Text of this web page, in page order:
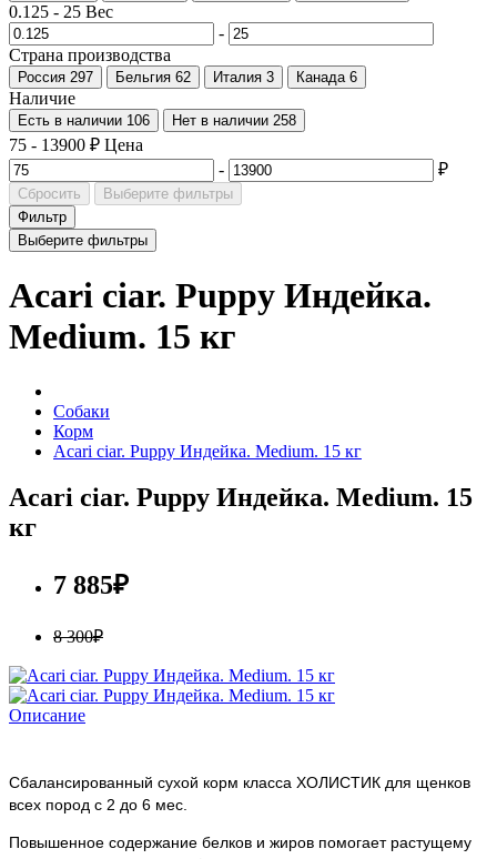
0.125 - 25 Вес
-
Страна производства
Россия 297 Бельгия 62 Италия 3 Канада 6
Наличие
Есть в наличии 106 Нет в наличии 258
75 - 13900 ₽ Цена
-
₽
Сбросить
Выберите фильтры
Фильтр
Выберите фильтры
Acari ciar. Puppy Индейка.
Medium. 15 кг
Собаки
Корм
Acari ciar. Puppy Индейка. Medium. 15 кг
Acari ciar. Puppy Индейка. Medium. 15
кг
7 885₽
8 300₽
Описание
Сбалансированный сухой корм класса ХОЛИСТИК для щенков
всех пород с 2 до 6 мес.
Повышенное содержание белков и жиров помогает растущему